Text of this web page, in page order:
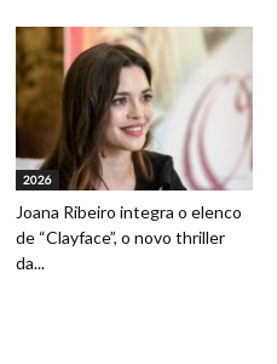
2026
Joana Ribeiro integra o elenco
de “Clayface”, o novo thriller
da...